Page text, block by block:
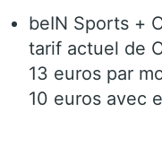
beIN Sports +
tarif actuel de
13 euros par
10 euros avec